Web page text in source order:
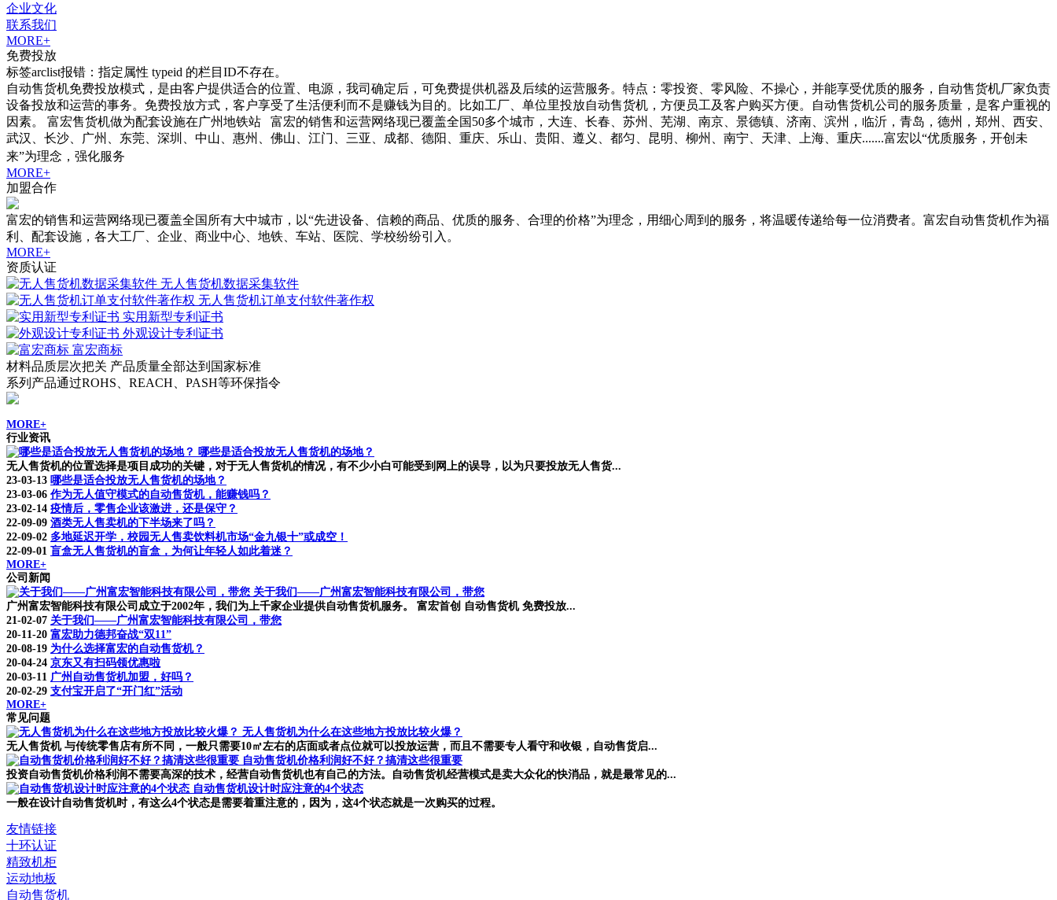
企业文化
联系我们
MORE+
免费投放
标签arclist报错：指定属性 typeid 的栏目ID不存在。
自动售货机免费投放模式，是由客户提供适合的位置、电源，我司确定后，可免费提供机器及后续的运营服务。特点：零投资、零风险、不操心，并能享受优质的服务，自动售货机厂家负责
设备投放和运营的事务。免费投放方式，客户享受了生活便利而不是赚钱为目的。比如工厂、单位里投放自动售货机，方便员工及客户购买方便。自动售货机公司的服务质量，是客户重视的
因素。 富宏售货机做为配套设施在广州地铁站 富宏的销售和运营网络现已覆盖全国50多个城市，大连、长春、苏州、芜湖、南京、景德镇、济南、滨州，临沂，青岛，德州，郑州、西安、
武汉、长沙、广州、东莞、深圳、中山、惠州、佛山、江门、三亚、成都、德阳、重庆、乐山、贵阳、遵义、都匀、昆明、柳州、南宁、天津、上海、重庆.......富宏以“优质服务，开创未
来”为理念，强化服务
MORE+
加盟合作
富宏的销售和运营网络现已覆盖全国所有大中城市，以“先进设备、信赖的商品、优质的服务、合理的价格”为理念，用细心周到的服务，将温暖传递给每一位消费者。富宏自动售货机作为福
利、配套设施，各大工厂、企业、商业中心、地铁、车站、医院、学校纷纷引入。
MORE+
资质认证
无人售货机数据采集软件
无人售货机订单支付软件著作权
实用新型专利证书
外观设计专利证书
富宏商标
材料品质层次把关 产品质量全部达到国家标准
系列产品通过ROHS、REACH、PASH等环保指令
MORE+
行业资讯
哪些是适合投放无人售货机的场地？
无人售货机的位置选择是项目成功的关键，对于无人售货机的情况，有不少小白可能受到网上的误导，以为只要投放无人售货...
23-03-13 哪些是适合投放无人售货机的场地？
23-03-06 作为无人值守模式的自动售货机，能赚钱吗？
23-02-14 疫情后，零售企业该激进，还是保守？
22-09-09 酒类无人售卖机的下半场来了吗？
22-09-02 多地延迟开学，校园无人售卖饮料机市场“金九银十”或成空！
22-09-01 盲盒无人售货机的盲盒，为何让年轻人如此着迷？
MORE+
公司新闻
关于我们——广州富宏智能科技有限公司，带您
广州富宏智能科技有限公司成立于2002年，我们为上千家企业提供自动售货机服务。 富宏首创 自动售货机 免费投放...
21-02-07 关于我们——广州富宏智能科技有限公司，带您
20-11-20 富宏助力德邦奋战“双11”
20-08-19 为什么选择富宏的自动售货机？
20-04-24 京东又有扫码领优惠啦
20-03-11 广州自动售货机加盟，好吗？
20-02-29 支付宝开启了“开门红”活动
MORE+
常见问题
无人售货机为什么在这些地方投放比较火爆？
无人售货机 与传统零售店有所不同，一般只需要10㎡左右的店面或者点位就可以投放运营，而且不需要专人看守和收银，自动售货启...
自动售货机价格利润好不好？搞清这些很重要
投资自动售货机价格利润不需要高深的技术，经营自动售货机也有自己的方法。自动售货机经营模式是卖大众化的快消品，就是最常见的...
自动售货机设计时应注意的4个状态
一般在设计自动售货机时，有这么4个状态是需要着重注意的，因为，这4个状态就是一次购买的过程。
友情链接
十环认证
精致机柜
运动地板
自动售货机